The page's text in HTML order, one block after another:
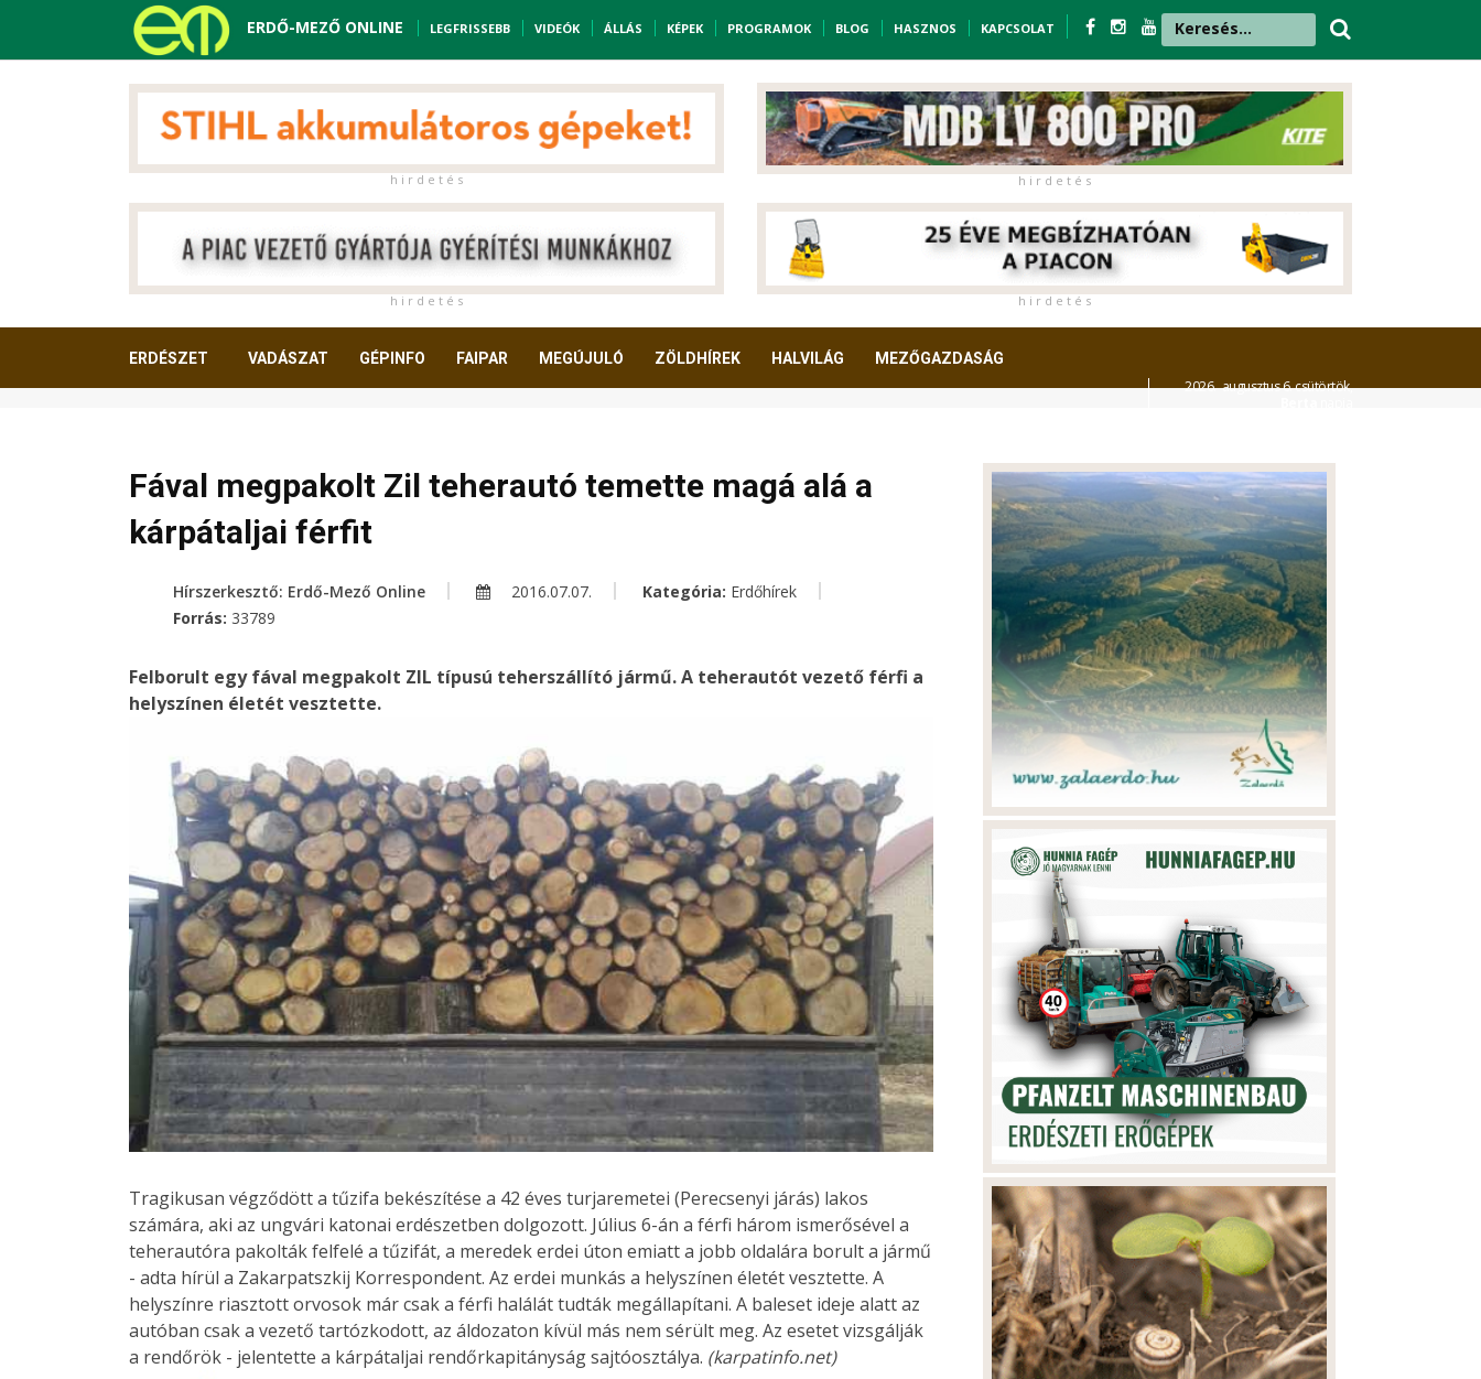
ERDŐ-MEZŐ ONLINE LEGFRISSEBB VIDEÓK ÁLLÁS KÉPEK PROGRAMOK BLOG HASZNOS KAPCSOLAT
h i r d e t é s h i r d e t é s
h i r d e t é s h i r d e t é s
ERDÉSZET VADÁSZAT GÉPINFO FAIPAR MEGÚJULÓ ZÖLDHÍREK HALVILÁG MEZŐGAZDASÁG
2026. augusztus 6. csütörtök,
Fával megpakolt Zil teherautó temette magá alá a
kárpátaljai férfit
Hírszerkesztő: Erdő-Mező Online 2016.07.07. Kategória: Erdőhírek
Forrás: 33789
Felborult egy fával megpakolt ZIL típusú teherszállító jármű. A teherautót vezető férfi a
helyszínen életét vesztette.
Tragikusan végződött a tűzifa bekészítése a 42 éves turjaremetei (Perecsenyi járás) lakos
számára, aki az ungvári katonai erdészetben dolgozott. Július 6-án a férfi három ismerősével a
teherautóra pakolták felfelé a tűzifát, a meredek erdei úton emiatt a jobb oldalára borult a jármű
- adta hírül a Zakarpatszkij Korrespondent. Az erdei munkás a helyszínen életét vesztette. A
helyszínre riasztott orvosok már csak a férfi halálát tudták megállapítani. A baleset ideje alatt az
autóban csak a vezető tartózkodott, az áldozaton kívül más nem sérült meg. Az esetet vizsgálják
a rendőrök - jelentette a kárpátaljai rendőrkapitányság sajtóosztálya. (karpatinfo.net)